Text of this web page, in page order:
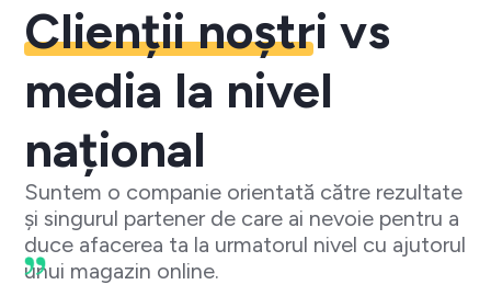
Clienții noștri vs
media la nivel
național
Suntem o companie orientată către rezultate
și singurul partener de care ai nevoie pentru a
duce afacerea ta la urmatorul nivel cu ajutorul
unui magazin online.